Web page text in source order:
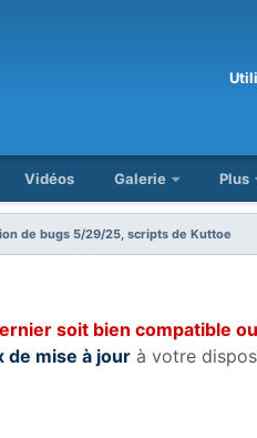
Vidéos Galerie Plus
de bugs 5/29/25, scripts de Kuttoe
soit bien compatible
de mise à jourà votre